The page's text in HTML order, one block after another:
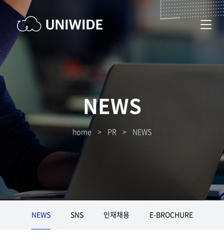
NEWS
home > PR > NEWS
NEWS SNS 인재채용 E-BROCHURE